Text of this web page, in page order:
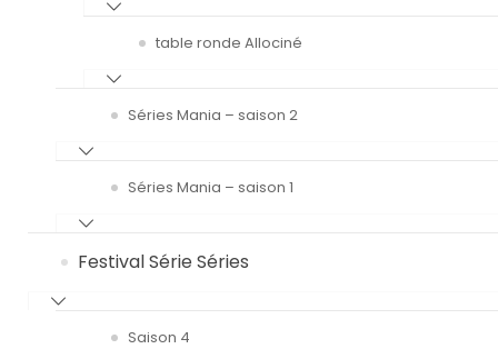
table ronde Allociné
Séries Mania – saison 2
Séries Mania – saison 1
Festival Série Séries
Saison 4